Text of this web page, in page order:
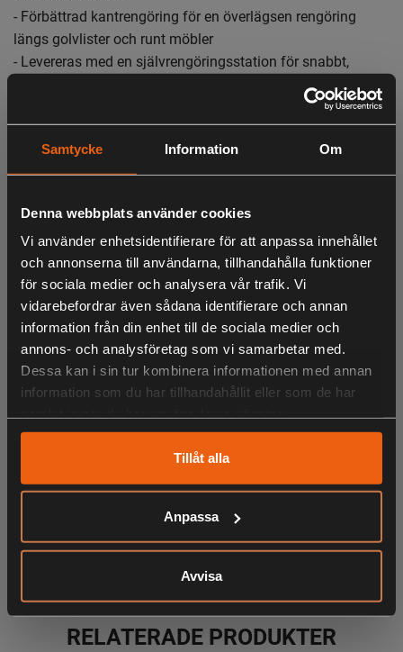
Samtycke Information Om
Denna webbplats använder cookies
Vi använder enhetsidentifierare för att anpassa innehållet
och annonserna till användarna, tillhandahålla funktioner
för sociala medier och analysera vår trafik. Vi
vidarebefordrar även sådana identifierare och annan
information från din enhet till de sociala medier och
annons- och analysföretag som vi samarbetar med.
Dessa kan i sin tur kombinera informationen med annan
information som du har tillhandahållit eller som de har
Tillåt alla
Anpassa
Avvisa
- Förbättrad kantrengöring för en överlägsen rengöring
längs golvlister och runt möbler
- Levereras med en självrengöringsstation för snabbt,
- Lämplig för användning på flera olika ytor, inklusive
förseglade trägolv, laminat, sten och kakel
- Självstående design för ökad bekvämlighet och enkel
förvaring
perfekt för att snabbt flytta möbler och hinder under
städningen
LIKNANDE PRODUKTER
KÖPS OFTA TILLSAMMANS
ANDRA HAR OCKSÅ TITTAT PÅ
RELATERADE PRODUKTER